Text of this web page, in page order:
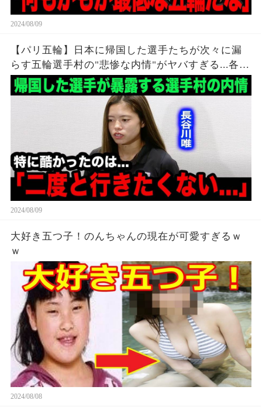
2024/08/09
【パリ五輪】日本に帰国した選手たちが次々に漏
らす五輪選手村の"悲惨な内情"がヤバすぎる...各国
各所からも相次ぐ不満の本音が...【海外の反応】
2024/08/09
大好き五つ子！のんちゃんの現在が可愛すぎるｗ
ｗ
2024/08/08